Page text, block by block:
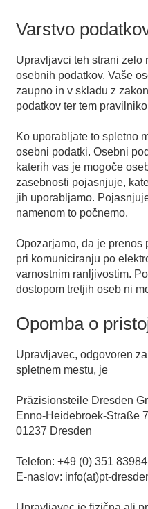
Varstvo
Upravljavci teh strani zelo
osebnih podatkov. Vaše
zaupno in v skladu z
podatkov ter tem
Ko uporabljate to spletno
osebni podatki. Osebni
katerih vas je mogoče
zasebnosti pojasnjuje,
jih uporabljamo.
namenom to počnemo.
Opozarjamo, da je prenos
pri komuniciranju po
varnostnim ranljivostim.
dostopom tretjih oseb ni
Opomba o
Upravljavec, odgovoren
spletnem mestu, je
Präzisionsteile Dresden
Enno-Heidebroek-Straße 7
01237 Dresden
Telefon: +49 (0) 351
E-naslov: info(at)pt-